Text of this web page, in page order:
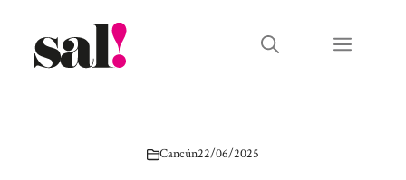
contenido
Menú
Cancún22/06/2025